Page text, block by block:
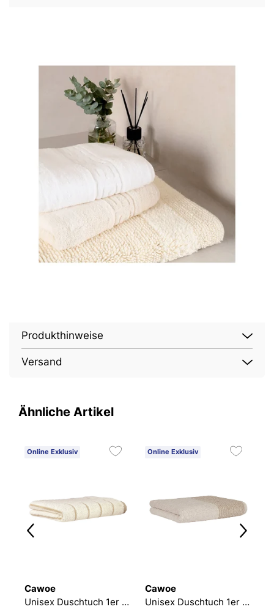
Produkthinweise
Versand
Ähnliche Artikel
Online Exklusiv
Cawoe
Unisex Duschtuch 1er Pack Balance
Online Exklusiv
Cawoe
Unisex Duschtuch 1er Pack Luxury Home C Two-Tone